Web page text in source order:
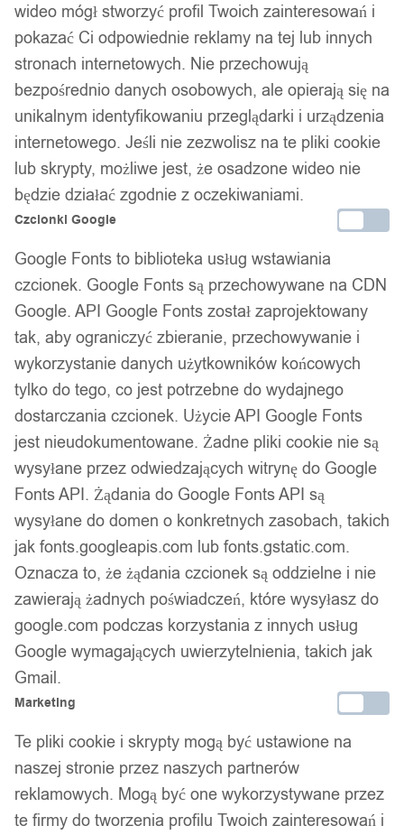
/ 8
Buty trekkingowe taktyczne
wojskowe militarne
wodoodporne całoroczne
r.42
159,99zł
Darmowa dostawa od 90 zł
Dostawa w 24h
Zamówienia złożone do 14:00 wysyłamy tego samego dnia.
Dostawa w 24h
Zamówienia złożone do 14:00 wysyłamy tego samego dnia.
wideo mógł stworzyć profil Twoich zainteresowań i
pokazać Ci odpowiednie reklamy na tej lub innych
stronach internetowych. Nie przechowują
bezpośrednio danych osobowych, ale opierają się na
unikalnym identyfikowaniu przeglądarki i urządzenia
internetowego. Jeśli nie zezwolisz na te pliki cookie
lub skrypty, możliwe jest, że osadzone wideo nie
będzie działać zgodnie z oczekiwaniami.
Czcionki Google
Google Fonts to biblioteka usług wstawiania
czcionek. Google Fonts są przechowywane na CDN
Google. API Google Fonts został zaprojektowany
tak, aby ograniczyć zbieranie, przechowywanie i
wykorzystanie danych użytkowników końcowych
tylko do tego, co jest potrzebne do wydajnego
dostarczania czcionek. Użycie API Google Fonts
jest nieudokumentowane. Żadne pliki cookie nie są
wysyłane przez odwiedzających witrynę do Google
Fonts API. Żądania do Google Fonts API są
wysyłane do domen o konkretnych zasobach, takich
jak fonts.googleapis.com lub fonts.gstatic.com.
Oznacza to, że żądania czcionek są oddzielne i nie
zawierają żadnych poświadczeń, które wysyłasz do
google.com podczas korzystania z innych usług
Google wymagających uwierzytelnienia, takich jak
Gmail.
Marketing
Te pliki cookie i skrypty mogą być ustawione na
naszej stronie przez naszych partnerów
reklamowych. Mogą być one wykorzystywane przez
te firmy do tworzenia profilu Twoich zainteresowań i